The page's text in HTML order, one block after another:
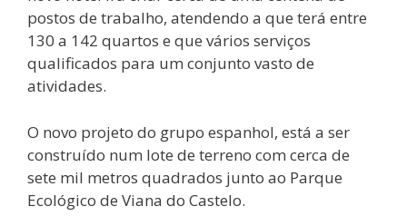
postos de trabalho, atendendo a que terá entre
130 a 142 quartos e que vários serviços
qualificados para um conjunto vasto de
atividades.
O novo projeto do grupo espanhol, está a ser
construído num lote de terreno com cerca de
sete mil metros quadrados junto ao Parque
Ecológico de Viana do Castelo.